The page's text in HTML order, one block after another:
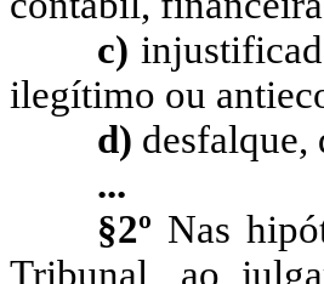
c)
ilegítimo ou
d) desfalque,
...
§2º Nas
Tribunal, ao